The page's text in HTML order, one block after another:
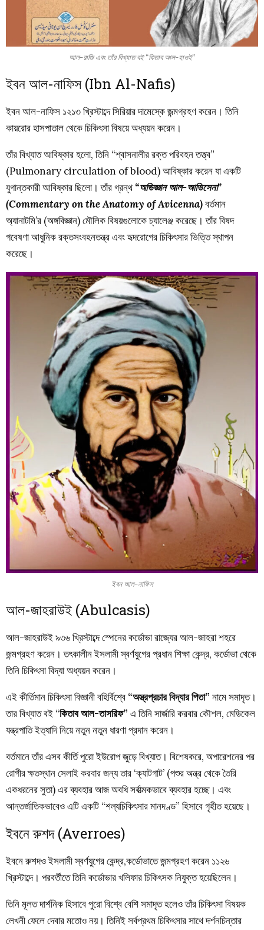
আল-রাজি এবং তাঁর বিখ্যাত বই “কিতাব আল-হাওই”
ইবন আল-নাফিস (Ibn Al-Nafis)
ইবন আল-নাফিস ১২১৩ খ্রিস্টাব্দে সিরিয়ার দামেস্কে জন্মগ্রহণ করেন। তিনি
কায়রোর হাসপাতাল থেকে চিকিৎসা বিষয়ে অধ্যয়ন করেন।
তাঁর বিখ্যাত আবিষ্কার হলো, তিনি “শ্বাসনালীর রক্ত পরিবহন তত্ত্ব”
(Pulmonary circulation of blood) আবিষ্কার করেন যা একটি
যুগান্তকারী আবিষ্কার ছিলো। তাঁর গ্রন্থ“অভিজ্ঞান আল-আভিসেনা”
(Commentary on the Anatomy of Avicenna)বর্তমান
অ্যানাটমি’র (অঙ্গবিজ্ঞান) মৌলিক বিষয়গুলোকে চ্যালেঞ্জ করেছে।তাঁর বিষদ
গবেষণা আধুনিক রক্তসংবহনতন্ত্র এবং হৃদরোগের চিকিৎসার ভিত্তি স্থাপন
করেছে।
ইবন আল-নাফিস
আল-জাহরাউই (Abulcasis)
আল-জাহরাউই৯৩৬খ্রিস্টাব্দেস্পেনেরকর্ডোভারাজ্যেরআল-জাহরাশহরে
জন্মগ্রহণকরেন ।তৎকালীনইসলামীস্বর্ণযুগেরপ্রধানশিক্ষাকেন্দ্র, কর্ডোভাথেকে
তিনিচিকিৎসাবিদ্যাঅধ্যয়নকরেন ।
এইকীর্তিমানচিকিৎসাবিজ্ঞানীবহির্বিশ্বে “অস্ত্রপ্রচারবিদ্যারপিতা” নামেসমাদৃত।
তারবিখ্যাতবই “কিতাবআল-তাসরিফ” এ তিনিসার্জারিকরবারকৌশল, মেডিকেল
যন্ত্রপাতিইত্যাদিনিয়েনতুননতুন ধারণাপ্রদানকরেন ।
বর্তমানেতাঁরএসবকীর্তিপুরোইউরোপজুড়েবিখ্যাত। বিশেষকরে, অপারেশনেরপর
রোগীরক্ষতস্থানসেলাইকরবারজন্যতার ‘ক্যাটগাট’ (পশুরঅন্ত্রথেকেতৈরি
একধরনেরসুতা)এরব্যবহারআজঅবধিসর্বাত্মকভাবেব্যবহারহচ্ছে। এবং
আন্তর্জাতিকভাবেওএটিএকটি “শল্যচিকিৎসারমানদণ্ড” হিসাবেগৃহীতহয়েছে ।
ইবনে রুশদ (Averroes)
ইবনেরুশদওইসলামীস্বর্ণযুগেরকেন্দ্র,কর্ডোভাতেজন্মগ্রহণকরেন ১১২৬
খ্রিস্টাব্দে। পরবর্তীতেতিনিকর্ডোভারখলিফারচিকিৎসকনিযুক্তহয়েছিলেন ।
তিনিমূলতদার্শনিকহিসাবেপুরোবিশ্বেবেশিসমাদৃতহলেওতাঁরচিকিৎসাবিষয়ক
লেখনীফেলেদেবারমতোওনয়। তিনিইসর্বপ্রথমচিকিৎসারসাথেদর্শনচিন্তার